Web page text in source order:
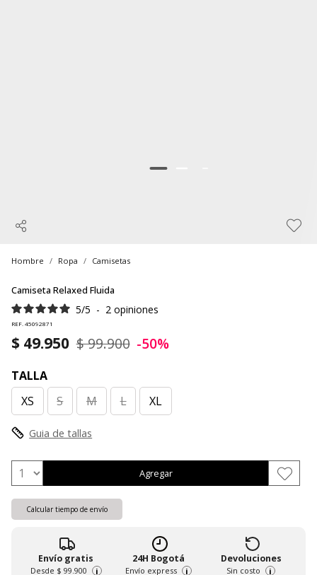
Hombre Ropa Camisetas
Camiseta Relaxed Fluida
5/5 - 2 opiniones
REF. 45092871
$ 49.950 $ 99.900 -50%
TALLA
XS
S M L XL
Guia de tallas
Agregar
Calcular tiempo de envío
Envío gratis
Desde $ 99.900 i
24H Bogotá
Envío express i
Devoluciones
Sin costo i